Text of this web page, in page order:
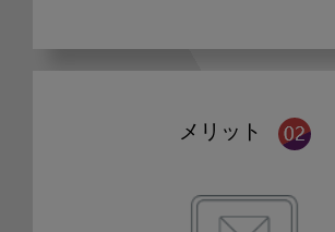
メリット